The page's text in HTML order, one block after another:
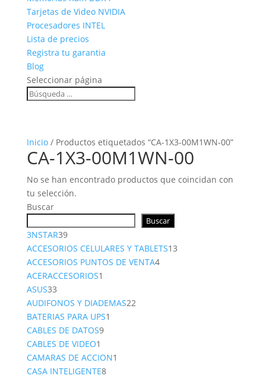
Tarjetas de Video NVIDIA
Procesadores INTEL
Lista de precios
Registra tu garantia
Blog
Seleccionar página
Inicio/ Productos etiquetados “CA-1X3-00M1WN-00”
CA-1X3-00M1WN-00
No se han encontrado productos que coincidan con
tu selección.
Buscar
Buscar
3NSTAR3939
productos
ACCESORIOS CELULARES Y TABLETS1313
ACCESORIOS PUNTOS DE VENTA44
ACERACCESORIOS1
ASUS3333
productos
AUDIFONOS Y DIADEMAS2222
BATERIAS PARA UPS1
CABLES DE DATOS99
CABLES DE VIDEO1
producto
CAMARAS DE ACCION1
CASA INTELIGENTE88